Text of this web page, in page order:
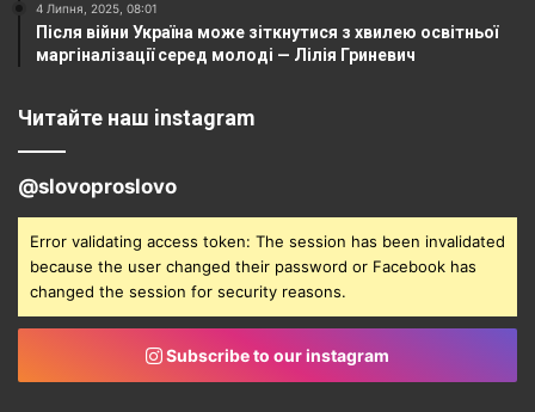
4 Липня, 2025, 08:01
Після війни Україна може зіткнутися з хвилею освітньої
маргіналізації серед молоді — Лілія Гриневич
Читайте наш instagram
@slovoproslovo
Error validating access token: The session has been invalidated
because the user changed their password or Facebook has
changed the session for security reasons.
Subscribe to our instagram